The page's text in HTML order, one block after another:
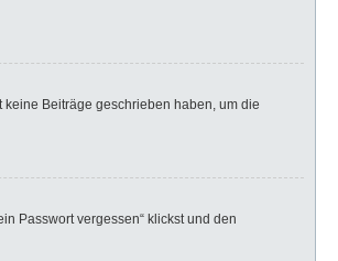
Beiträge geschrieben haben, um die
Passwort vergessen“ klickst und den